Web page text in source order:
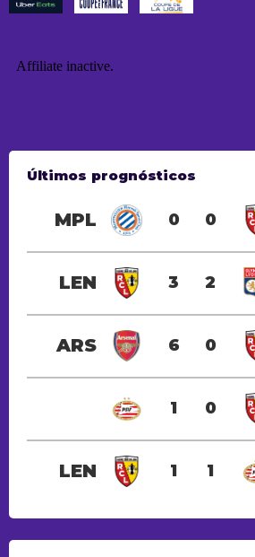
Últimos prognósticos
MPL 0 0
LEN 3 2
ARS 6 0
1 0
LEN 1 1